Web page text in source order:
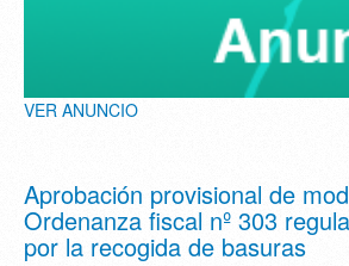
VER ANUNCIO
Aprobación provisional de
Ordenanza fiscal nº 303
por la recogida de basuras